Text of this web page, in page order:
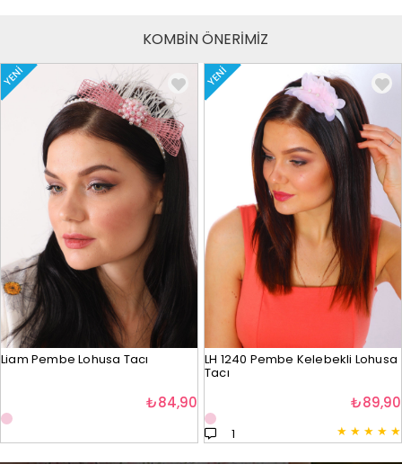
KOMBİN ÖNERİMİZ
YENI
Liam Pembe Lohusa Tacı
₺84,90
YENI
LH 1240 Pembe Kelebekli Lohusa
Tacı
★ ★ ★ ★ ★
1
₺89,90